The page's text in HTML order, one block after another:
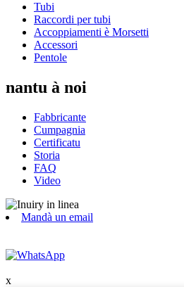
Tubi
Raccordi per tubi
Accoppiamenti è Morsetti
Accessori
Pentole
nantu à noi
Fabbricante
Cumpagnia
Certificatu
Storia
FAQ
Video
Mandà un email
x